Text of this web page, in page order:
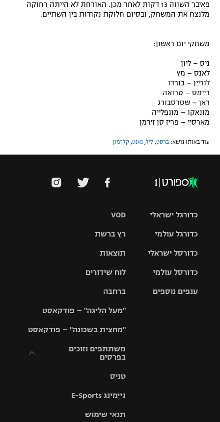
פאיבר השווה 13 דקות לאחר מכן. האורחת לא הייתה רחוקה
מלנצח את המשחק, ובסיום חלוקת נקודות בין השתיים.
משחקי יום ראשון:
ניס – ליון
לאנס – מץ
לוריין – בורדו
ריימס – טרואה
ראן – שטרסבורג
מונאקו – מונפלייה
מארסיי – פריז סן ז'רמן
עוד באותו נושא: ברסט ליל נאנט קלרמון
VOD
רץ ברשת
תוצאות
לוח שידורים
ברחבה
"מעל הליגה" – פודקאסט
"מחצית בשכונה" – פודקאסט
משתתפים וזוכים
בפרסים
וזוכים בפרסים
תקנון עבור פעילות
טניס
גיימינג E-Sports
תנאי שימוש
כדורגל ישראלי
גביע הטוטו
כדורגל עולמי
האלופות
ליגה
כדורסל ישראלי
סל
כדורסל עולמי
ענפים נוספים